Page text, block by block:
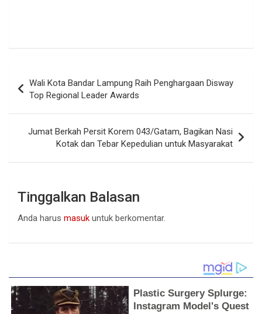
pos
Wali Kota Bandar Lampung Raih Penghargaan Disway
Top Regional Leader Awards
Jumat Berkah Persit Korem 043/Gatam, Bagikan Nasi
Kotak dan Tebar Kepedulian untuk Masyarakat
Tinggalkan Balasan
Anda harus masuk untuk berkomentar.